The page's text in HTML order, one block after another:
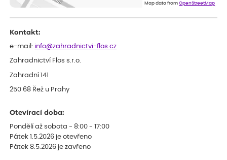
Map data fromOpenStreetMap
Kontakt:
e-mail: info@zahradnictvi-flos.cz
Zahradnictví Flos s.r.o.
Zahradní 141
250 68 Řež u Prahy
Otevírací doba:
Pondělí až sobota - 8:00 - 17:00
Pátek 1.5.2026 je otevřeno
Pátek 8.5.2026 je zavřeno